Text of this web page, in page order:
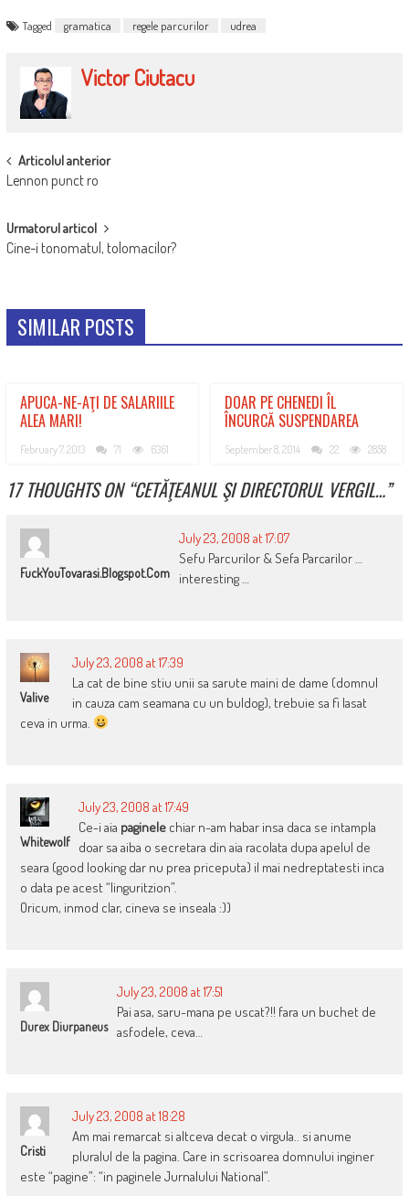
Tagged gramatica regele parcurilor udrea
Victor Ciutacu
POST
NAVIGATION
Articolul anterior
Lennon punct ro
Urmatorul articol
Cine-i tonomatul, tolomacilor?
SIMILAR POSTS
APUCA-NE-AŢI DE SALARIILE
ALEA MARI!
February 7, 2013 71 6361
DOAR PE CHENEDI ÎL
ÎNCURCĂ SUSPENDAREA
September 8, 2014 22 2858
17 THOUGHTS ON “CETĂŢEANUL ŞI DIRECTORUL VERGIL…”
FuckYouTovarasi.blogspot.com
July 23, 2008 at 17:07
Sefu Parcurilor & Sefa Parcarilor …
interesting …
Valive
July 23, 2008 at 17:39
La cat de bine stiu unii sa sarute maini de dame (domnul
in cauza cam seamana cu un buldog), trebuie sa fi lasat
ceva in urma.
Whitewolf
July 23, 2008 at 17:49
Ce-i aia paginele chiar n-am habar insa daca se intampla
doar sa aiba o secretara din aia racolata dupa apelul de
seara (good looking dar nu prea priceputa) il mai nedreptatesti inca
o data pe acest “linguritzion”.
Oricum, inmod clar, cineva se inseala :))
Durex Diurpaneus
July 23, 2008 at 17:51
Pai asa, saru-mana pe uscat?!! fara un buchet de
asfodele, ceva…
Cristi
July 23, 2008 at 18:28
Am mai remarcat si altceva decat o virgula.. si anume
pluralul de la pagina. Care in scrisoarea domnului inginer
este “pagine”: “in paginele Jurnalului National”.